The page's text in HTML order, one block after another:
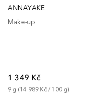
ANNAYAKE
Make-up
1 349 Kč
9 g (14 989 Kč / 100 g)